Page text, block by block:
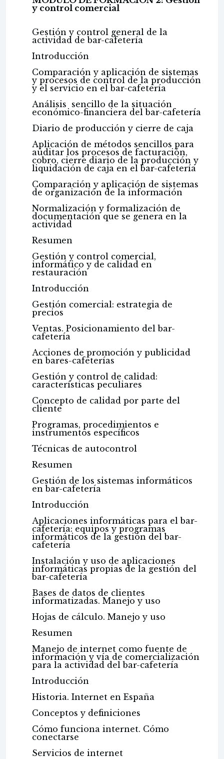
y control comercial
Gestión y control general de la
actividad de bar-cafetería
Introducción
Comparación y aplicación de sistemas
y procesos de control de la producción
y el servicio en el bar-cafetería
Análisis sencillo de la situación
económico-financiera del bar-cafetería
Diario de producción y cierre de caja
Aplicación de métodos sencillos para
auditar los procesos de facturación,
cobro, cierre diario de la producción y
liquidación de caja en el bar-cafetería
Comparación y aplicación de sistemas
de organización de la información
Normalización y formalización de
documentación que se genera en la
actividad
Resumen
Gestión y control comercial,
informático y de calidad en
restauración
Introducción
Gestión comercial: estrategia de
precios
Ventas. Posicionamiento del bar-
cafetería
Acciones de promoción y publicidad
en bares-cafeterías
Gestión y control de calidad:
características peculiares
Concepto de calidad por parte del
cliente
Programas, procedimientos e
instrumentos específicos
Técnicas de autocontrol
Resumen
Gestión de los sistemas informáticos
en bar-cafetería
Introducción
Aplicaciones informáticas para el bar-
cafetería: equipos y programas
informáticos de la gestión del bar-
cafetería
Instalación y uso de aplicaciones
informáticas propias de la gestión del
bar-cafetería
Bases de datos de clientes
informatizadas. Manejo y uso
Hojas de cálculo. Manejo y uso
Resumen
Manejo de internet como fuente de
información y vía de comercialización
para la actividad del bar-cafetería
Introducción
Historia. Internet en España
Conceptos y definiciones
Cómo funciona internet. Cómo
conectarse
Servicios de internet